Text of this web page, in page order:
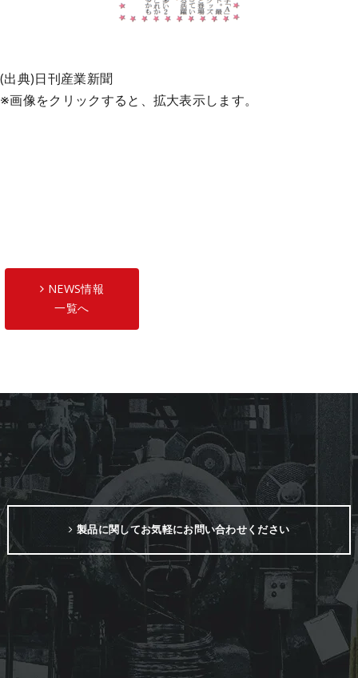
(出典)日刊産業新聞
※画像をクリックすると、拡大表示します。
NEWS情報
一覧へ
製品に関してお気軽にお問い合わせください